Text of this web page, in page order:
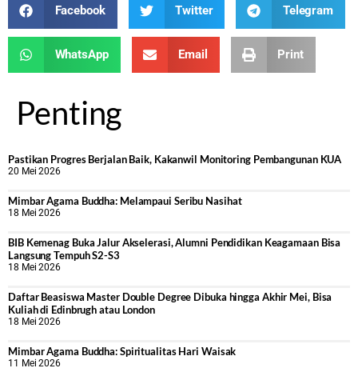
Facebook Twitter Telegram
WhatsApp Email Print
Penting
Pastikan Progres Berjalan Baik, Kakanwil Monitoring Pembangunan KUA
20 Mei 2026
Mimbar Agama Buddha: Melampaui Seribu Nasihat
18 Mei 2026
BIB Kemenag Buka Jalur Akselerasi, Alumni Pendidikan Keagamaan Bisa
Langsung Tempuh S2-S3
18 Mei 2026
Daftar Beasiswa Master Double Degree Dibuka hingga Akhir Mei, Bisa
Kuliah di Edinbrugh atau London
18 Mei 2026
Mimbar Agama Buddha: Spiritualitas Hari Waisak
11 Mei 2026